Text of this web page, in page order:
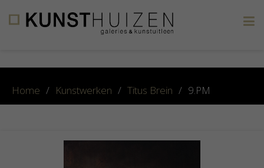
Home / Kunstwerken / Titus Brein / 9.PM